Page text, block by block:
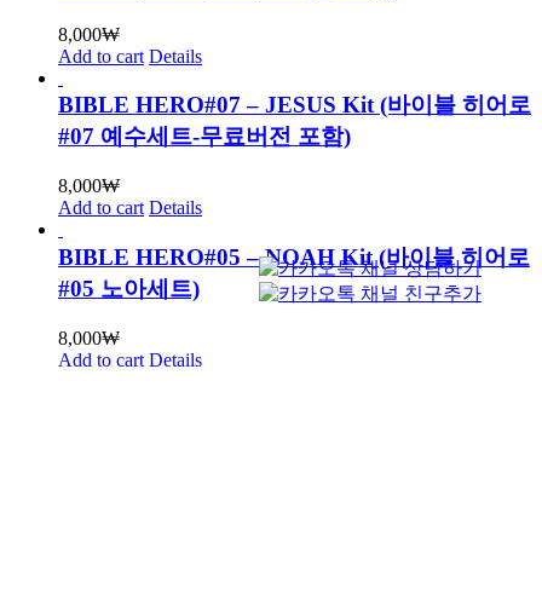
8,000₩
Add to cart Details
BIBLE HERO#07 – JESUS Kit (바이블 히어로
#07 예수세트-무료버전 포함)
8,000₩
Add to cart Details
BIBLE HERO#05 – NOAH Kit (바이블 히어로
#05 노아세트)
8,000₩
Add to cart Details